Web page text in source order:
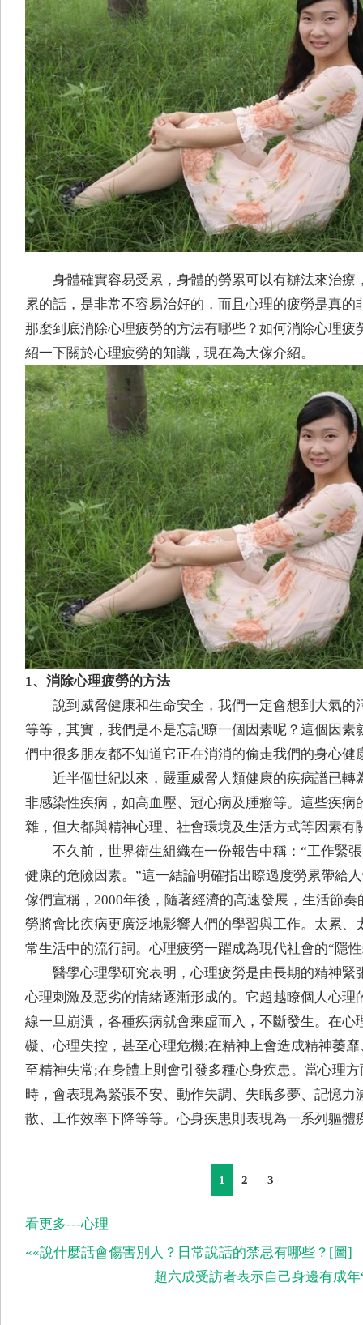
身體確實容易受累，身體的勞累可以有辦法來治療
累的話，是非常不容易治好的，而且心理的疲勞是真的
那麼到底消除心理疲勞的方法有哪些？如何消除心理疲
紹一下關於心理疲勞的知識，現在為大傢介紹。
1、消除心理疲勞的方法
說到威脅健康和生命安全，我們一定會想到大氣的
等等，其實，我們是不是忘記瞭一個因素呢？這個因素
們中很多朋友都不知道它正在消消的偷走我們的身心健
近半個世紀以來，嚴重威脅人類健康的疾病譜已轉
非感染性疾病，如高血壓、冠心病及腫瘤等。這些疾病
雜，但大都與精神心理、社會環境及生活方式等因素有
不久前，世界衛生組織在一份報告中稱：“工作緊
健康的危險因素。”這一結論明確指出瞭過度勞累帶給
傢們宣稱，2000年後，隨著經濟的高速發展，生活節奏
勞將會比疾病更廣泛地影響人們的學習與工作。太累、
常生活中的流行詞。心理疲勞一躍成為現代社會的“隱
醫學心理學研究表明，心理疲勞是由長期的精神緊
心理刺激及惡劣的情緒逐漸形成的。它超越瞭個人心理
線一旦崩潰，各種疾病就會乘虛而入，不斷發生。在心
礙、心理失控，甚至心理危機;在精神上會造成精神萎
至精神失常;在身體上則會引發多種心身疾患。當心理
時，會表現為緊張不安、動作失調、失眠多夢、記憶力
散、工作效率下降等等。心身疾患則表現為一系列軀體
1 2 3
看更多---心理
««說什麼話會傷害別人？日常說話的禁忌有哪些？[圖]
超六成受訪者表示自己身邊有成